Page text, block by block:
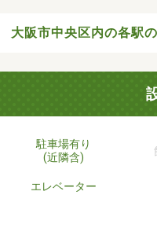
大阪市中央区内の各駅
駐車場有り
(近隣含)
エレベーター